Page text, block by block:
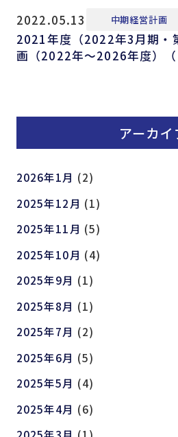
2022.05.13 中期経営計画
2021年度（2022年3月期・
画（2022年〜2026年度）（
アーカイ
2026年1月 (2)
2025年12月 (1)
2025年11月 (5)
2025年10月 (4)
2025年9月 (1)
2025年8月 (1)
2025年7月 (2)
2025年6月 (5)
2025年5月 (4)
2025年4月 (6)